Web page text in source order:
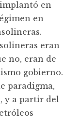
en
en
eran
no, eran de
gobierno.
paradigma,
y a partir del